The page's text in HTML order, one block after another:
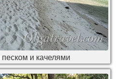
и качелями